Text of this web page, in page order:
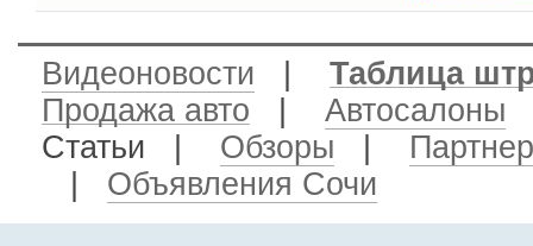
Видеоновости
Таблица
Продажа авто
Автосалоны
Статьи | Обзоры
Объявления Сочи